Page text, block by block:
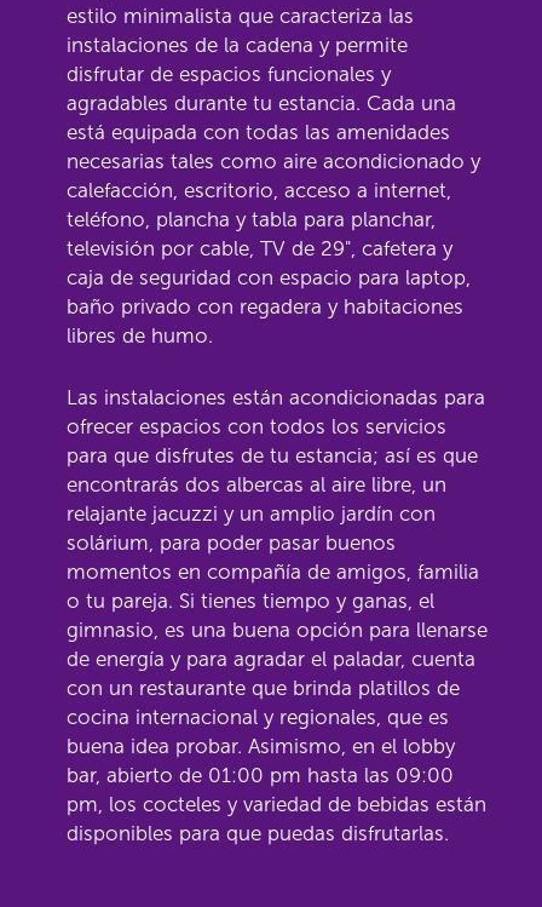
estilo minimalista que caracteriza las
instalaciones de la cadena y permite
disfrutar de espacios funcionales y
agradables durante tu estancia. Cada una
está equipada con todas las amenidades
necesarias tales como aire acondicionado y
calefacción, escritorio, acceso a internet,
teléfono, plancha y tabla para planchar,
televisión por cable, TV de 29", cafetera y
caja de seguridad con espacio para laptop,
baño privado con regadera y habitaciones
libres de humo.
Las instalaciones están acondicionadas para
ofrecer espacios con todos los servicios
para que disfrutes de tu estancia; así es que
encontrarás dos albercas al aire libre, un
relajante jacuzzi y un amplio jardín con
solárium, para poder pasar buenos
momentos en compañía de amigos, familia
o tu pareja. Si tienes tiempo y ganas, el
gimnasio, es una buena opción para llenarse
de energía y para agradar el paladar, cuenta
con un restaurante que brinda platillos de
cocina internacional y regionales, que es
buena idea probar. Asimismo, en el lobby
bar, abierto de 01:00 pm hasta las 09:00
pm, los cocteles y variedad de bebidas están
disponibles para que puedas disfrutarlas.